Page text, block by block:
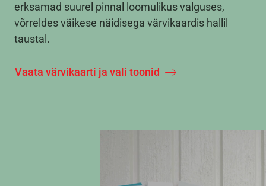
erksamad suurel pinnal loomulikus valguses,
võrreldes väikese näidisega värvikaardis hallil
taustal.
Vaata värvikaarti ja vali toonid